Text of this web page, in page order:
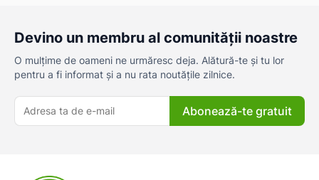
Devino un membru al comunității noastre
O mulțime de oameni ne urmăresc deja. Alătură-te și tu lor
pentru a fi informat și a nu rata noutățile zilnice.
Abonează-te gratuit